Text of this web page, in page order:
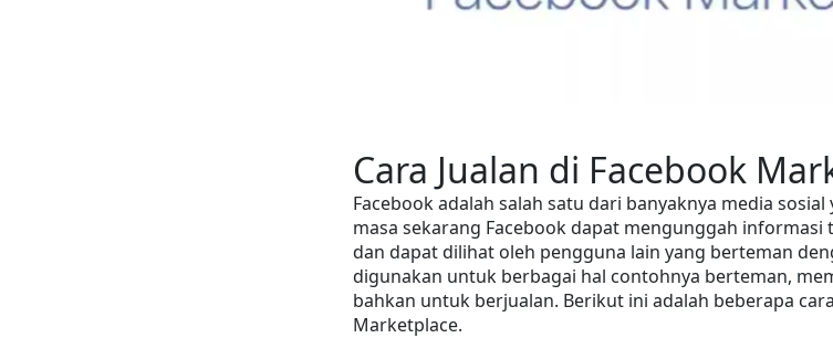
Cara Jualan di Facebook
Facebook adalah salah satu dari banyaknya media
masa sekarang Facebook dapat mengunggah
dan dapat dilihat oleh pengguna lain yang berteman
digunakan untuk berbagai hal contohnya berteman,
bahkan untuk berjualan. Berikut ini adalah beberapa
Marketplace.